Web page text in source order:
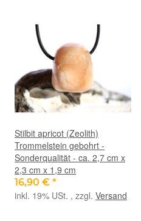
Stilbit apricot (Zeolith)
Trommelstein gebohrt -
Sonderqualität - ca. 2,7 cm x
2,3 cm x 1,9 cm
16,90 € *
inkl. 19% USt. , zzgl. Versand